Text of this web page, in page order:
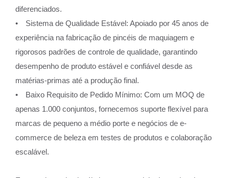
diferenciados.
• Sistema de Qualidade Estável: Apoiado por 45 anos de
experiência na fabricação de pincéis de maquiagem e
rigorosos padrões de controle de qualidade, garantindo
desempenho de produto estável e confiável desde as
matérias-primas até a produção final.
• Baixo Requisito de Pedido Mínimo: Com um MOQ de
apenas 1.000 conjuntos, fornecemos suporte flexível para
marcas de pequeno a médio porte e negócios de e-
commerce de beleza em testes de produtos e colaboração
escalável.